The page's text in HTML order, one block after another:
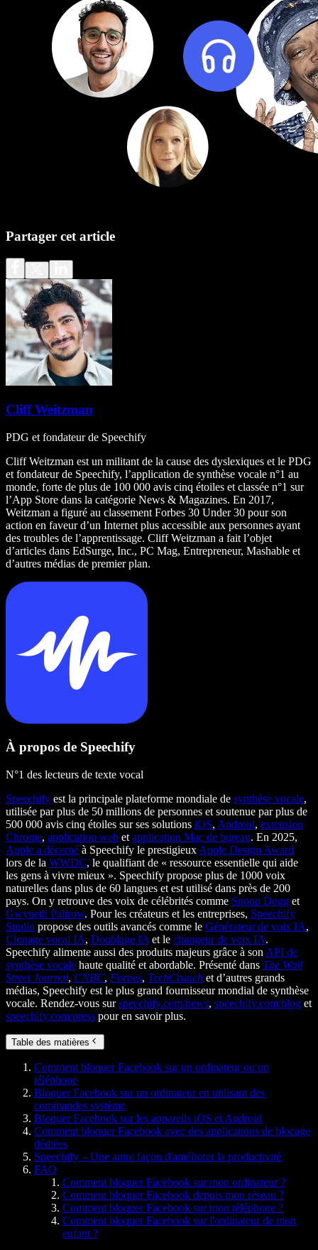
Partager cet article
Cliff Weitzman
PDG et fondateur de Speechify
Cliff Weitzman est un militant de la cause des dyslexiques et le PDG
et fondateur de Speechify, l’application de synthèse vocale n°1 au
monde, forte de plus de 100 000 avis cinq étoiles et classée n°1 sur
l’App Store dans la catégorie News & Magazines. En 2017,
Weitzman a figuré au classement Forbes 30 Under 30 pour son
action en faveur d’un Internet plus accessible aux personnes ayant
des troubles de l’apprentissage. Cliff Weitzman a fait l’objet
d’articles dans EdSurge, Inc., PC Mag, Entrepreneur, Mashable et
d’autres médias de premier plan.
À propos de Speechify
N°1 des lecteurs de texte vocal
Speechify est la principale plateforme mondiale de synthèse vocale,
utilisée par plus de 50 millions de personnes et soutenue par plus de
500 000 avis cinq étoiles sur ses solutions iOS, Android, extension
Chrome, application web et application Mac de bureau. En 2025,
Apple a décerné à Speechify le prestigieux Apple Design Award
lors de la WWDC, le qualifiant de « ressource essentielle qui aide
les gens à vivre mieux ». Speechify propose plus de 1000 voix
naturelles dans plus de 60 langues et est utilisé dans près de 200
pays. On y retrouve des voix de célébrités comme Snoop Dogg et
Gwyneth Paltrow. Pour les créateurs et les entreprises, Speechify
Studio propose des outils avancés comme le Générateur de voix IA,
Clonage vocal IA, Doublage IA et le changeur de voix IA.
Speechify alimente aussi des produits majeurs grâce à son API de
synthèse vocale haute qualité et abordable. Présenté dans The Wall
Street Journal, CNBC, Forbes, TechCrunch et d’autres grands
médias, Speechify est le plus grand fournisseur mondial de synthèse
vocale. Rendez-vous surspeechify.com/news, speechify.com/blog et
speechify.com/press pour en savoir plus.
Table des matières
Comment bloquer Facebook sur un ordinateur ou un
téléphone
Bloquer Facebook sur un ordinateur en utilisant des
commandes système
Bloquer Facebook sur les appareils iOS et Android
Comment bloquer Facebook avec des applications de blocage
dédiées
Speechify – Une autre façon d'améliorer la productivité
FAQ
Comment bloquer Facebook sur mon ordinateur ?
Comment bloquer Facebook depuis mon réseau ?
Comment bloquer Facebook sur mon téléphone ?
Comment bloquer Facebook sur l'ordinateur de mon
enfant ?